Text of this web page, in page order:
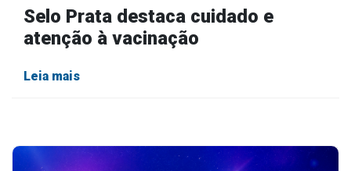
Selo Prata destaca cuidado e
atenção à vacinação
Leia mais